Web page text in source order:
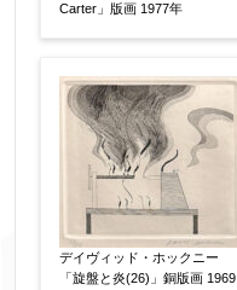
Carter」版画 1977年
デイヴィッド・ホックニー
「旋盤と炎(26)」銅版画 1969